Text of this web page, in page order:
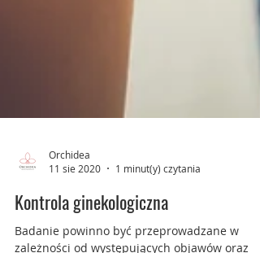
Orchidea
11 sie 2020
1 minut(y) czytania
Kontrola ginekologiczna